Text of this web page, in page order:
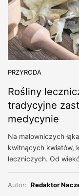
PRZYRODA
Rośliny
tradycyjne
medycynie
Na malowniczych
kwitnących kwiatów,
leczniczych. Od
Autor: Redaktor